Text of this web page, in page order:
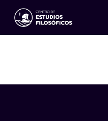
Eventos